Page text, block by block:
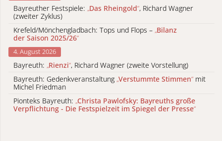
Bayreuther Festspiele: „Das Rheingold“, Richard Wagner
(zweiter Zyklus)
Krefeld/Mönchengladbach: Tops und Flops – „Bilanz
der Saison 2025/26“
4. August 2026
Bayreuth: „Rienzi“, Richard Wagner (zweite Vorstellung)
Bayreuth: Gedenkveranstaltung „Verstummte Stimmen“ mit
Michel Friedman
Pionteks Bayreuth: „Christa Pawlofsky: Bayreuths große
Verpflichtung - Die Festspielzeit im Spiegel der Presse“